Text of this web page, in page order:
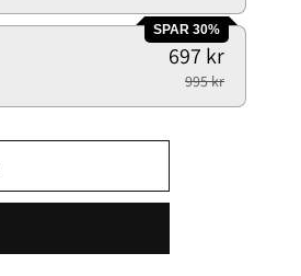
SPAR 30%
697 kr
995 kr